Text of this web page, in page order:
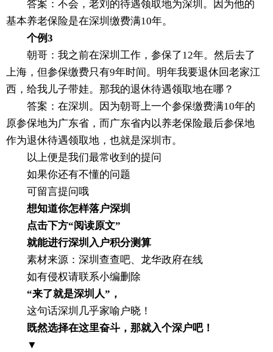
答案：不会，老刘的待遇领取地为深圳。因为他的
基本养老保险是在深圳缴费满10年。
个例3
朝哥：我之前在深圳工作，参保了12年。然后去了
上海，但参保缴费只有9年时间。明年我要退休回老家江
西，给我儿子带娃。那我的退休待遇领取地在哪？
答案：在深圳。因为朝哥上一个参保缴费满10年的
原参保地为广东省，而广东省内以养老保险最后参保地
作为退休待遇领取地，也就是深圳市。
以上便是我们最常收到的提问
如果你还有不懂的问题
可留言提问哦
想知道你怎样落户深圳
点击下方“阅读原文”
就能进行深圳入户积分测算
素材来源：深圳查查吧、龙华政府在线
如有侵权请联系小编删除
“来了就是深圳人”，
这句话深圳几乎家喻户晓！
既然选择在这里奋斗，那就入个深户吧！
▼